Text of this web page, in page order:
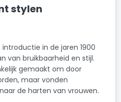
stylen
in de jaren 1900
van bruikbaarheid en stijl.
gemaakt om door
maar vonden
de harten van vrouwen.